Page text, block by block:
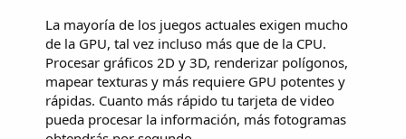
La mayoría de los juegos actuales exigen mucho
de la GPU, tal vez incluso más que de la CPU.
Procesar gráficos 2D y 3D, renderizar polígonos,
mapear texturas y más requiere GPU potentes y
rápidas. Cuanto más rápido tu tarjeta de video
pueda procesar la información, más fotogramas